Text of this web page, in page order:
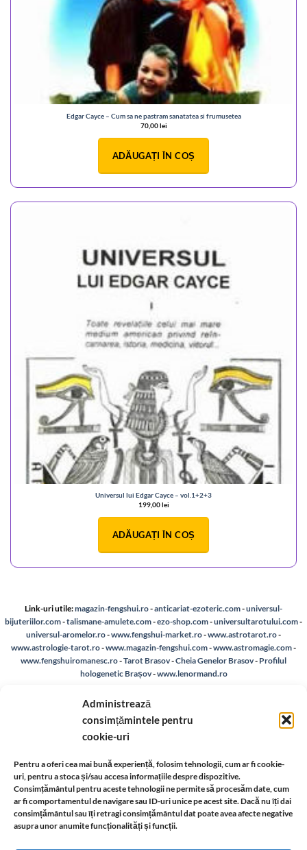
Administrează
consimțămintele pentru
cookie-uri
Pentru a oferi cea mai bună experiență, folosim tehnologii, cum ar fi cookie-
uri, pentru a stoca și/sau accesa informațiile despre dispozitive.
Consimțământul pentru aceste tehnologii ne permite să procesăm date, cum
ar fi comportamentul de navigare sau ID-uri unice pe acest site. Dacă nu îți dai
consimțământul sau îți retragi consimțământul dat poate avea afecte negative
asupra unor anumite funcționalități și funcții.
Edgar Cayce – Cum sa ne pastram sanatatea si frumusetea
70,00lei
ADĂUGAȚI ÎN COȘ
Universul lui Edgar Cayce – vol.1+2+3
199,00lei
ADĂUGAȚI ÎN COȘ
Link-uri utile:magazin-fengshui.ro-anticariat-ezoteric.com-universul-
bijuteriilor.com-talismane-amulete.com-ezo-shop.com-universultarotului.com-
universul-aromelor.ro-www.fengshui-market.ro-www.astrotarot.ro-
www.astrologie-tarot.ro-www.magazin-fengshui.com-www.astromagie.com-
www.fengshuiromanesc.ro-Tarot Brasov-Cheia Genelor Brasov- Profilul
hologenetic Brașov-www.lenormand.ro
confidentialitate-Despre cookie-uri
Identificare firma Retragere din contract
Informatii legale: